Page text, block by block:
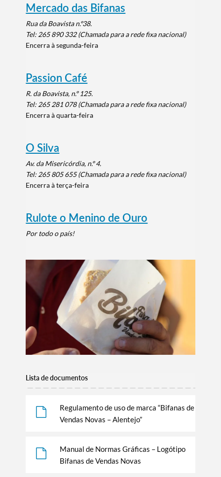
Mercado das Bifanas
Rua da Boavista n.º38.
Tel: 265 890 332 (Chamada para a rede fixa nacional)
Encerra à segunda-feira
Passion Café
R. da Boavista, n.º 125.
Tel: 265 281 078(Chamada para a rede fixa nacional)
Encerra à quarta-feira
O Silva
Av. da Misericórdia, n.º 4.
Tel: 265 805 655(Chamada para a rede fixa nacional)
Encerra à terça-feira
Rulote o Menino de Ouro
Por todo o país!
Lista de documentos
Regulamento de uso de marca “Bifanas de
Vendas Novas – Alentejo”
Manual de Normas Gráficas – Logótipo
Bifanas de Vendas Novas